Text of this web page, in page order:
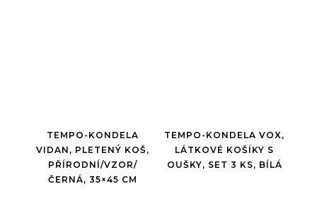
TEMPO-KONDELA
VIDAN, PLETENÝ KOŠ,
PŘÍRODNÍ/VZOR/
ČERNÁ, 35×45 CM
TEMPO-KONDELA VOX,
LÁTKOVÉ KOŠÍKY S
OUŠKY, SET 3 KS, BÍLÁ